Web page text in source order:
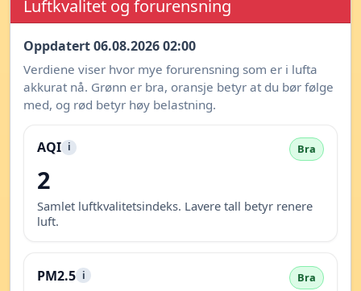
Luftkvalitet og forurensning
Oppdatert 06.08.2026 02:00
Verdiene viser hvor mye forurensning som er i lufta
akkurat nå. Grønn er bra, oransje betyr at du bør følge
med, og rød betyr høy belastning.
AQI i Bra
2
Samlet luftkvalitetsindeks. Lavere tall betyr renere
luft.
PM2.5 i Bra